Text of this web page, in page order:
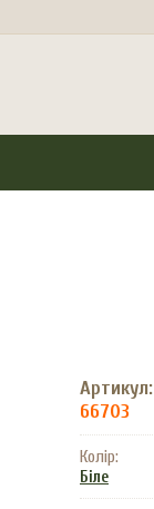
Артикул:
66703
Колір:
Біле